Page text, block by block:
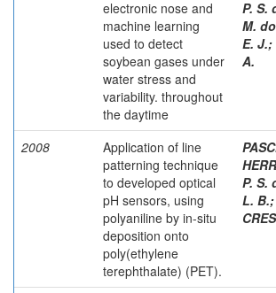
electronic nose and
machine learning
used to detect
soybean gases under
water stress and
variability. throughout
the daytime
P. S.
M.
E. J.;
A.
2008
Application of line
patterning technique
to developed optical
pH sensors, using
polyaniline by in-situ
deposition onto
poly(ethylene
terephthalate) (PET).
P. S.
L. B.;